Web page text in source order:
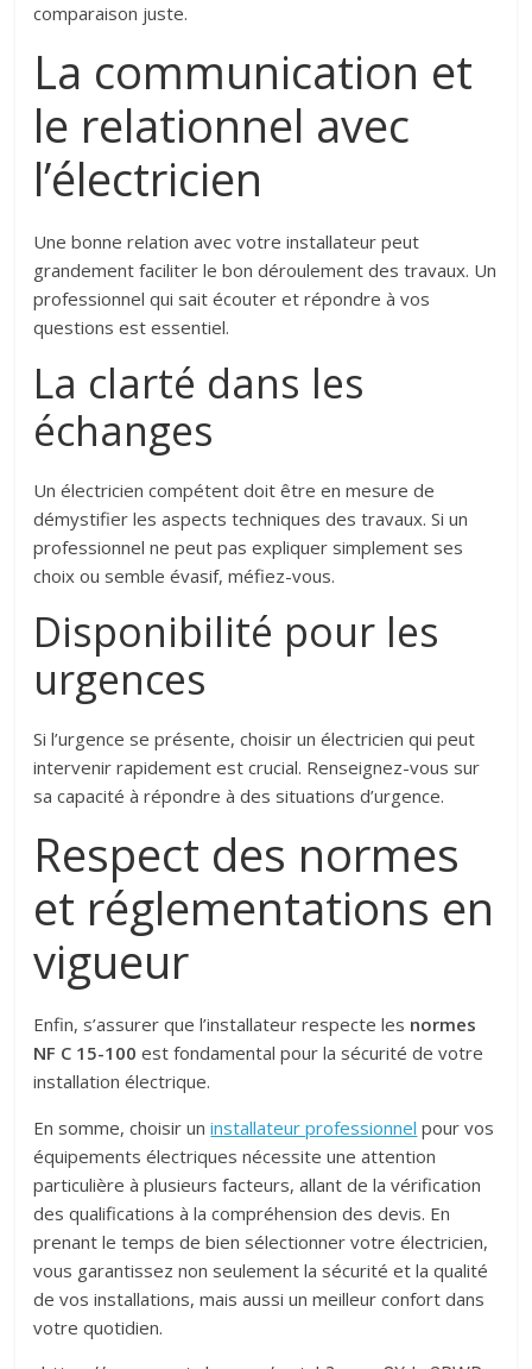
comparaison juste.
La communication et
le relationnel avec
l’électricien
Une bonne relation avec votre installateur peut
grandement faciliter le bon déroulement des travaux. Un
professionnel qui sait écouter et répondre à vos
questions est essentiel.
La clarté dans les
échanges
Un électricien compétent doit être en mesure de
démystifier les aspects techniques des travaux. Si un
professionnel ne peut pas expliquer simplement ses
choix ou semble évasif, méfiez-vous.
Disponibilité pour les
urgences
Si l’urgence se présente, choisir un électricien qui peut
intervenir rapidement est crucial. Renseignez-vous sur
sa capacité à répondre à des situations d’urgence.
Respect des normes
et réglementations en
vigueur
Enfin, s’assurer que l’installateur respecte les normes
NF C 15-100 est fondamental pour la sécurité de votre
installation électrique.
En somme, choisir uninstallateur professionnel pour vos
équipements électriques nécessite une attention
particulière à plusieurs facteurs, allant de la vérification
des qualifications à la compréhension des devis. En
prenant le temps de bien sélectionner votre électricien,
vous garantissez non seulement la sécurité et la qualité
de vos installations, mais aussi un meilleur confort dans
votre quotidien.